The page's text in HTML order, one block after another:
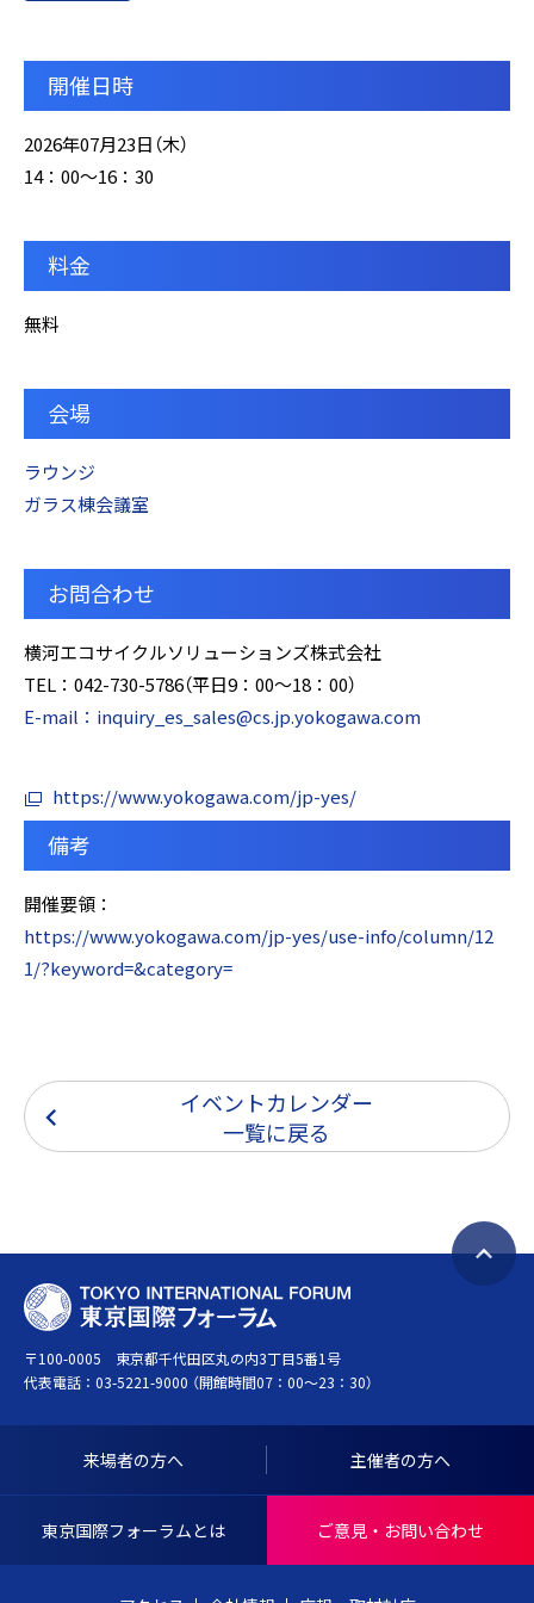
開催日時
2026年07月23日（木）
14：00～16：30
料金
無料
会場
ラウンジ
ガラス棟会議室
お問合わせ
横河エコサイクルソリューションズ株式会社
TEL：042-730-5786（平日9：00～18：00）
E-mail：inquiry_es_sales@cs.jp.yokogawa.com
https://www.yokogawa.com/jp-yes/
備考
開催要領：
https://www.yokogawa.com/jp-yes/use-info/column/12
1/?keyword=&category=
イベントカレンダー
一覧に戻る
ペ
プ
戻
る
T
O
K
Y
O
N
〒100-0005 東京都千代田区丸の内3丁目5番1号
代表電話： 03-5221-9000 （開館時間07：00～23：30）
来場者の方へ 主催者の方へ
東京国際フォーラムとは ご意見・お問い合わせ